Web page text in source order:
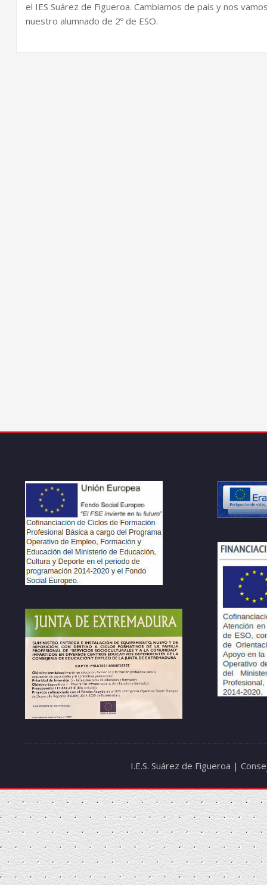
el IES Suárez de Figueroa. Cambiamos de país y nos
nuestro alumnado de 2º de ESO.
I.E.S. Suárez de Figueroa |